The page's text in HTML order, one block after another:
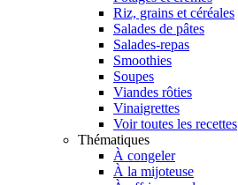
Riz, grains et céréales
Salades de pâtes
Salades-repas
Smoothies
Soupes
Viandes rôties
Vinaigrettes
Voir toutes les recettes
Thématiques
À congeler
À la mijoteuse